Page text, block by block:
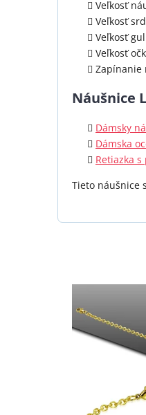
Veľkosť
Veľkosť
Veľkosť
Veľkosť
Zapínanie
Náušnice
Dámsky
Dámska
Retiazka
Tieto náušnice